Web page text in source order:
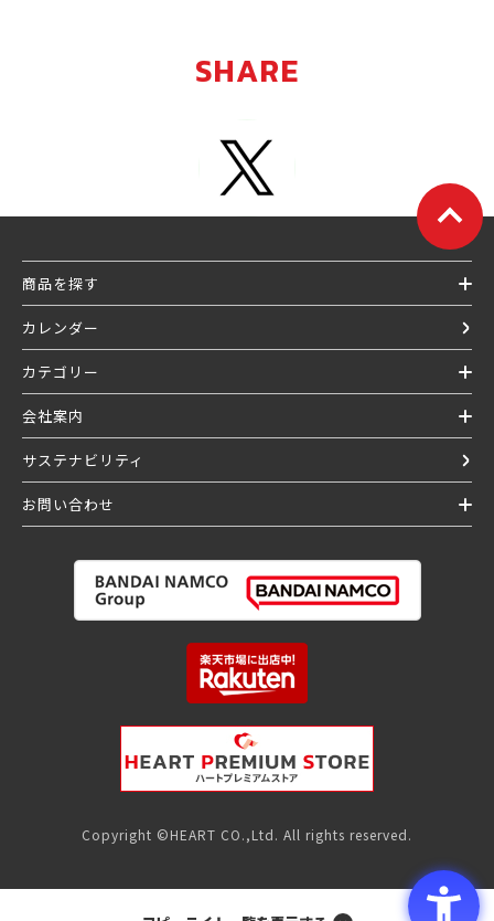
SHARE
商品を探す
カレンダー
カテゴリー
会社案内
サステナビリティ
お問い合わせ
Copyright ©HEART CO.,Ltd. All rights reserved.